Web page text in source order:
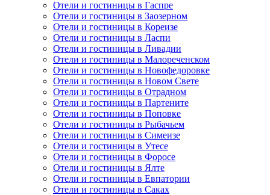
Отели и гостиницы в Гаспре
Отели и гостиницы в Заозерном
Отели и гостиницы в Кореизе
Отели и гостиницы в Ласпи
Отели и гостиницы в Ливадии
Отели и гостиницы в Малореченском
Отели и гостиницы в Новофедоровке
Отели и гостиницы в Новом Свете
Отели и гостиницы в Отрадном
Отели и гостиницы в Партените
Отели и гостиницы в Поповке
Отели и гостиницы в Рыбачьем
Отели и гостиницы в Симеизе
Отели и гостиницы в Утесе
Отели и гостиницы в Форосе
Отели и гостиницы в Ялте
Отели и гостиницы в Евпатории
Отели и гостиницы в Саках